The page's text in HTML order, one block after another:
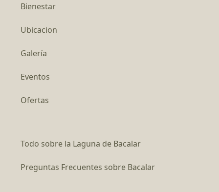
Bienestar
Ubicacion
Galería
Eventos
Ofertas
Todo sobre la Laguna de Bacalar
Preguntas Frecuentes sobre Bacalar